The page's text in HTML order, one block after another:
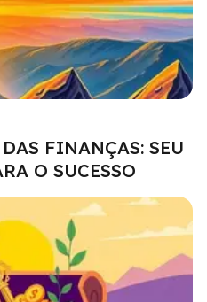
FINANÇAS: SEU
O SUCESSO